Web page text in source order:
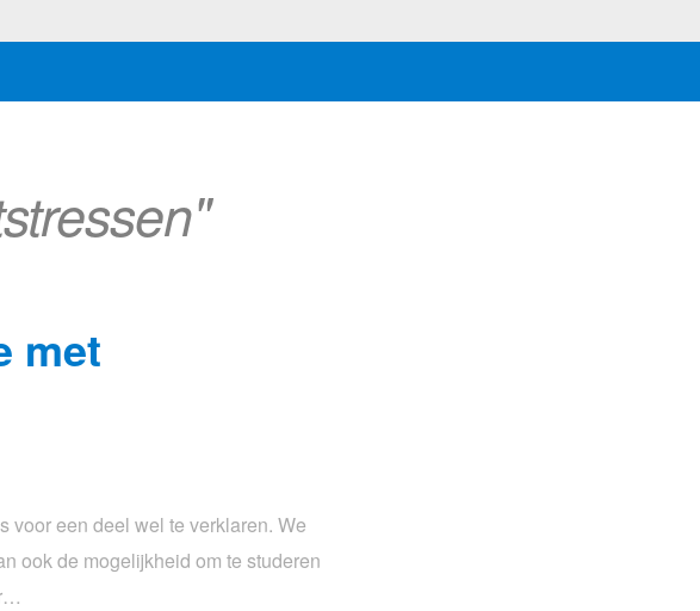
met
voor een deel wel te verklaren. We
ook de mogelijkheid om te studeren